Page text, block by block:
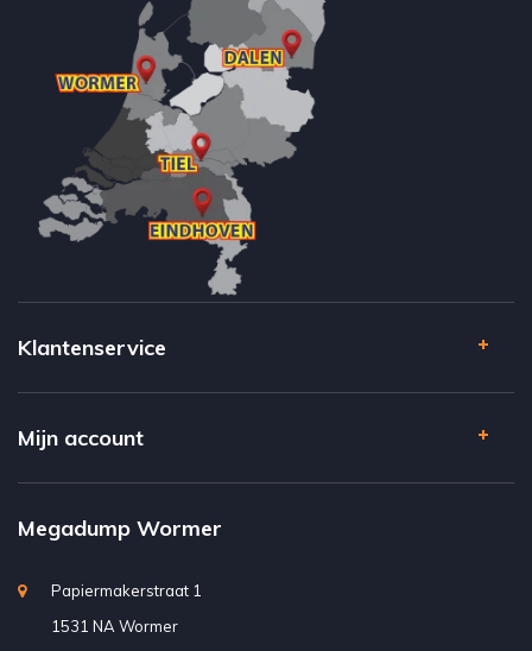
Klantenservice
Mijn account
Megadump Wormer
Papiermakerstraat 1
1531 NA Wormer